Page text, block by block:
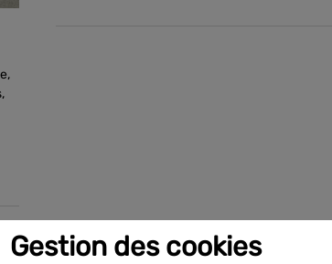
Gestion des cookies